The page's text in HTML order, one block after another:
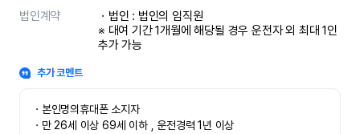
법인계약
ㆍ법인 : 법인의 임직원
※ 대여 기간 1개월에 해당될 경우 운전자 외 최대 1인
추가 가능
추가 코멘트
ㆍ본인명의휴대폰 소지자
ㆍ만 26세 이상 69세 이하 , 운전경력 1년 이상